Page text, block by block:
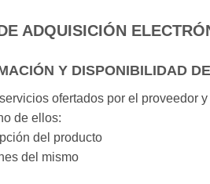
ADQUISICIÓN
Y DISPONIBILIDAD
ofertados por el proveedor
de ellos:
del producto
del mismo